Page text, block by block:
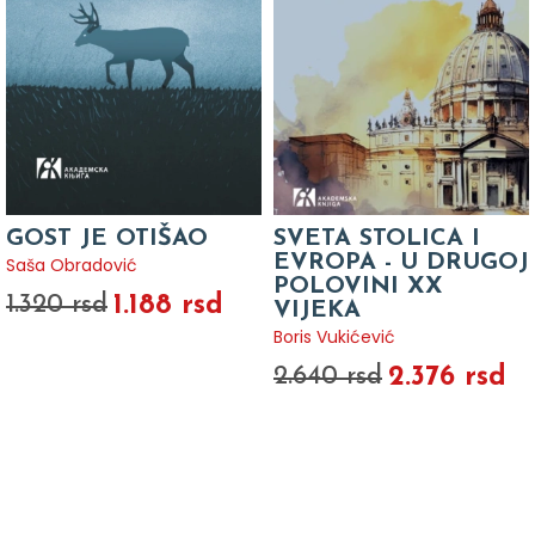
GOST JE OTIŠAO
Saša Obradović
1.320 rsd 1.188 rsd
SVETA STOLICA I
EVROPA - U DRUGOJ
POLOVINI XX
VIJEKA
Boris Vukićević
2.640 rsd 2.376 rsd